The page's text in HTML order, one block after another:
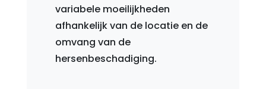
variabele moeilijkheden
afhankelijk van de locatie en de
omvang van de
hersenbeschadiging.